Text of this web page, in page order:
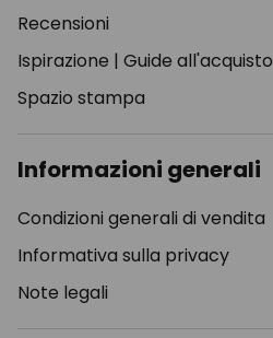
Recensioni
Ispirazione | Guide all'acquisto
Spazio stampa
Informazioni generali
Condizioni generali di vendita
Informativa sulla privacy
Note legali